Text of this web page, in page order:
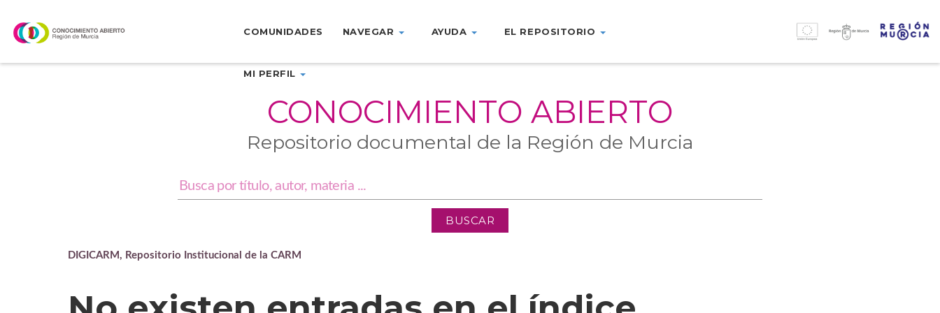
navigation
COMUNIDADES NAVEGAR AYUDA EL REPOSITORIO
MI PERFIL
CONOCIMIENTO ABIERTO
Repositorio documental de la Región de Murcia
DIGICARM, Repositorio Institucional de la CARM